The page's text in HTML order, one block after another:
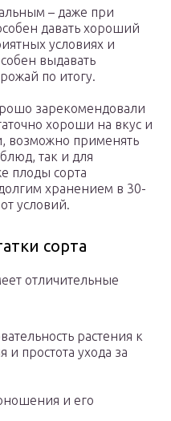
– даже при
давать хороший
условиях и
выдавать
по итогу.
зарекомендовали
хороши на вкус и
возможно применять
так и для
плоды сорта
хранением в 30-
условий.
сорта
отличительные
растения к
и простота ухода за
и его